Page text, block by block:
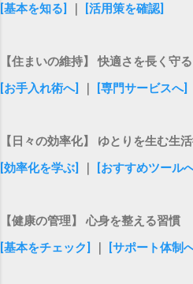
[基本を知る]
[活用策を確認]
【住まいの維持】 快適さを長く守る
[お手入れ術へ]
[専門サービスへ]
【日々の効率化】 ゆとりを生む生
[効率化を学ぶ]
[おすすめツール
【健康の管理】 心身を整える習慣
[基本をチェック]
[サポート体制